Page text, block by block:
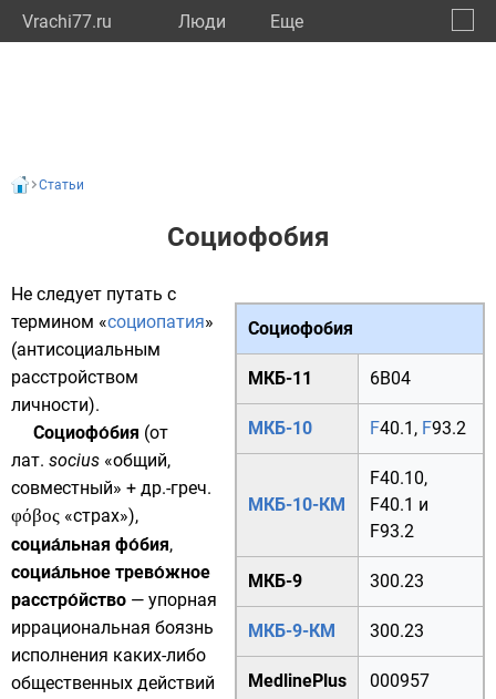
Vrachi77.ru Люди Eще
Статьи
Социофобия
Социофобия
МКБ-11 6B04
МКБ-10 F40.1 , F93.2
МКБ-10-КМ
F40.10,
F40.1 и
F93.2
МКБ-9 300.23
МКБ-9-КМ 300.23
MedlinePlus 000957
Не следует путать с
термином «социопатия»
(антисоциальным
расстройством
личности).
Социофо́бия (от
лат. socius «общий,
совместный» + др.-греч.
φόβος «страх»),
социа́льная фо́бия,
социа́льное трево́жное
расстро́йство — упорная
иррациональная боязнь
исполнения каких-либо
общественных действий